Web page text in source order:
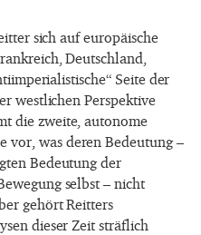
sich auf europäische
Deutschland,
Seite der
westlichen Perspektive
die zweite, autonome
vor, was deren Bedeutung –
Bedeutung der
selbst – nicht
gehört Reitters
dieser Zeit sträflich